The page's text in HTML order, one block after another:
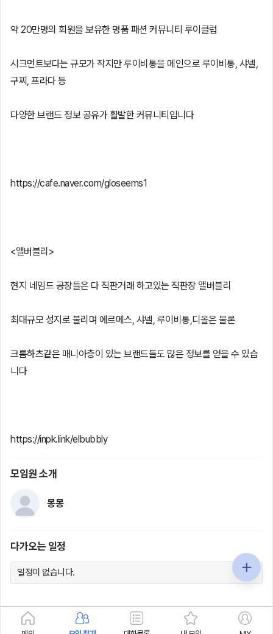
약 20만명의 회원을 보유한 명품 패션 커뮤니티 루이클럽
시크먼트보다는 규모가 작지만 루이비통을 메인으로 루이비통, 샤넬,
구찌, 프라다 등
다양한 브랜드 정보 공유가 활발한 커뮤니티입니다
https://cafe.naver.com/gloseems1
<앨버블리>
현지 네임드 공장들은 다 직판거래 하고있는 직판장 앨버블리
최대규모 성지로 불리며 에르메스, 샤넬, 루이비통,디올은 물론
크롬하츠같은 매니아층이 있는 브랜드들도 많은 정보를 얻을 수 있습
니다
https://inpk.link/elbubbly
모임원 소개
몽몽
다가오는 일정
일정이 없습니다.